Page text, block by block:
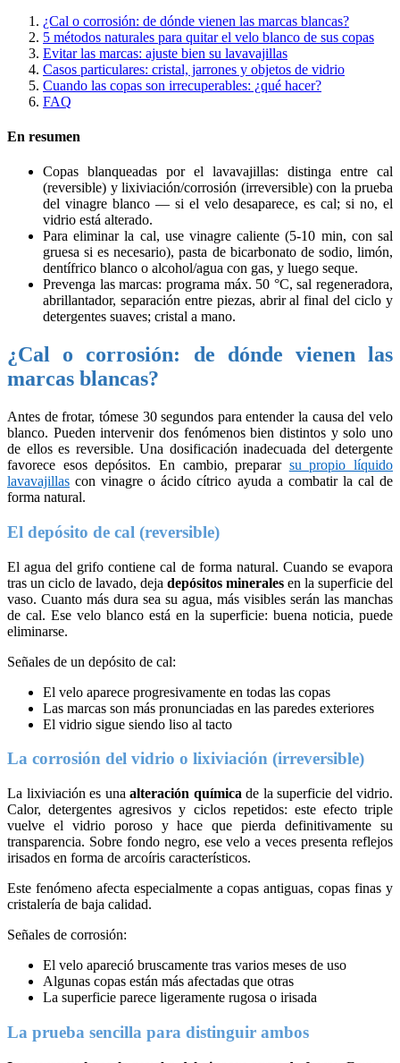
¿Cal o corrosión: de dónde vienen las marcas blancas?
5 métodos naturales para quitar el velo blanco de sus copas
Evitar las marcas: ajuste bien su lavavajillas
Casos particulares: cristal, jarrones y objetos de vidrio
Cuando las copas son irrecuperables: ¿qué hacer?
FAQ
En resumen
Copas blanqueadas por el lavavajillas: distinga entre cal
(reversible) y lixiviación/corrosión (irreversible) con la prueba
del vinagre blanco — si el velo desaparece, es cal; si no, el
vidrio está alterado.
Para eliminar la cal, use vinagre caliente (5-10 min, con sal
gruesa si es necesario), pasta de bicarbonato de sodio, limón,
dentífrico blanco o alcohol/agua con gas, y luego seque.
Prevenga las marcas: programa máx. 50 °C, sal regeneradora,
abrillantador, separación entre piezas, abrir al final del ciclo y
detergentes suaves; cristal a mano.
¿Cal o corrosión: de dónde vienen las
marcas blancas?
Antes de frotar, tómese 30 segundos para entender la causa del velo
blanco. Pueden intervenir dos fenómenos bien distintos y solo uno
de ellos es reversible. Una dosificación inadecuada del detergente
favorece esos depósitos. En cambio, preparar su propio líquido
lavavajillas con vinagre o ácido cítrico ayuda a combatir la cal de
forma natural.
El depósito de cal (reversible)
El agua del grifo contiene cal de forma natural. Cuando se evapora
tras un ciclo de lavado, deja depósitos minerales en la superficie del
vaso. Cuanto más dura sea su agua, más visibles serán las manchas
de cal. Ese velo blanco está en la superficie: buena noticia, puede
eliminarse.
Señales de un depósito de cal:
El velo aparece progresivamente en todas las copas
Las marcas son más pronunciadas en las paredes exteriores
El vidrio sigue siendo liso al tacto
La corrosión del vidrio o lixiviación (irreversible)
La lixiviación es una alteración química de la superficie del vidrio.
Calor, detergentes agresivos y ciclos repetidos: este efecto triple
vuelve el vidrio poroso y hace que pierda definitivamente su
transparencia. Sobre fondo negro, ese velo a veces presenta reflejos
irisados en forma de arcoíris característicos.
Este fenómeno afecta especialmente a copas antiguas, copas finas y
cristalería de baja calidad.
Señales de corrosión:
El velo apareció bruscamente tras varios meses de uso
Algunas copas están más afectadas que otras
La superficie parece ligeramente rugosa o irisada
La prueba sencilla para distinguir ambos